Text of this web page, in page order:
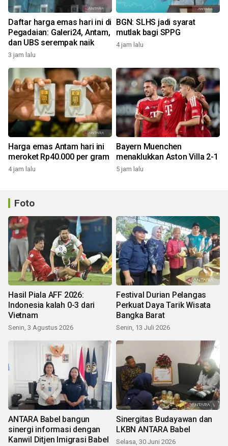
Daftar harga emas hari ini di
Pegadaian: Galeri24, Antam,
dan UBS serempak naik
3 jam lalu
BGN: SLHS jadi syarat
mutlak bagi SPPG
4 jam lalu
Harga emas Antam hari ini
meroket Rp40.000 per gram
4 jam lalu
Bayern Muenchen
menaklukkan Aston Villa 2-1
5 jam lalu
Foto
Hasil Piala AFF 2026:
Indonesia kalah 0-3 dari
Vietnam
Senin, 3 Agustus 2026
Festival Durian Pelangas
Perkuat Daya Tarik Wisata
Bangka Barat
Senin, 13 Juli 2026
ANTARA Babel bangun
sinergi informasi dengan
Kanwil Ditjen Imigrasi Babel
Sinergitas Budayawan dan
LKBN ANTARA Babel
Selasa, 30 Juni 2026